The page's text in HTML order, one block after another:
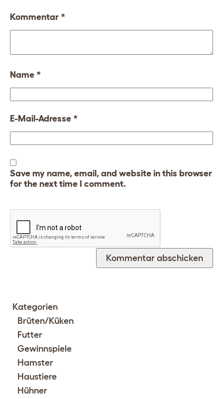
Kommentar *
Name *
E-Mail-Adresse *
Save my name, email, and website in this browser
for the next time I comment.
Kategorien
Brüten/Küken
Futter
Gewinnspiele
Hamster
Haustiere
Hühner